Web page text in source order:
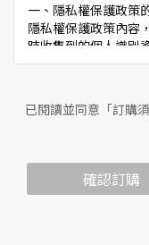
一、隱私權保護政策
隱私權保護政策內容
時收集到的個人識別
外的相關連結網站，
二、個人資料的蒐集
當您造訪本網站或使
範圍內處理及利用您
會將個人資料用於其
已閱讀並同意「訂購
確認訂購